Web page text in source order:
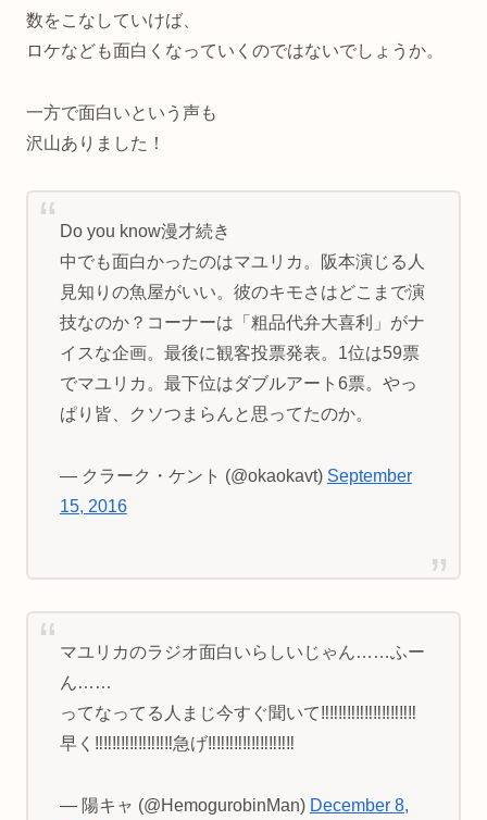
数をこなしていけば、
ロケなども面白くなっていくのではないでしょうか。
一方で面白いという声も
沢山ありました！
Do you know漫才続き
中でも面白かったのはマユリカ。阪本演じる人
見知りの魚屋がいい。彼のキモさはどこまで演
技なのか？コーナーは「粗品代弁大喜利」がナ
イスな企画。最後に観客投票発表。1位は59票
でマユリカ。最下位はダブルアート6票。やっ
ぱり皆、クソつまらんと思ってたのか。
— クラーク・ケント (@okaokavt) September
15, 2016
マユリカのラジオ面白いらしいじゃん……ふー
ん……
ってなってる人まじ今すぐ聞いて‼️‼️‼️‼️‼️‼️‼️‼️‼️‼️‼️
早く‼️‼️‼️‼️‼️‼️‼️‼️‼️急げ‼️‼️‼️‼️‼️‼️‼️‼️‼️‼️
— 陽キャ (@HemogurobinMan) December 8,